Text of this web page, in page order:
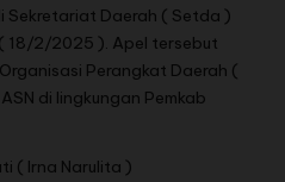
Sekretariat Daerah ( Setda )
18/2/2025 ). Apel tersebut
Perangkat Daerah (
di lingkungan Pemkab
( Irna Narulita )